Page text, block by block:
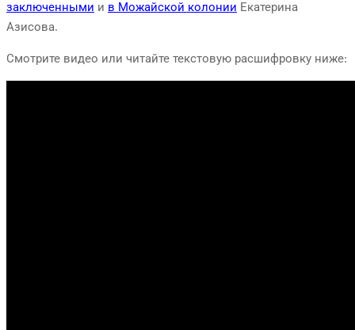
заключенными и в Можайской колонии Екатерина
Азисова.
Смотрите видео или читайте текстовую расшифровку ниже: